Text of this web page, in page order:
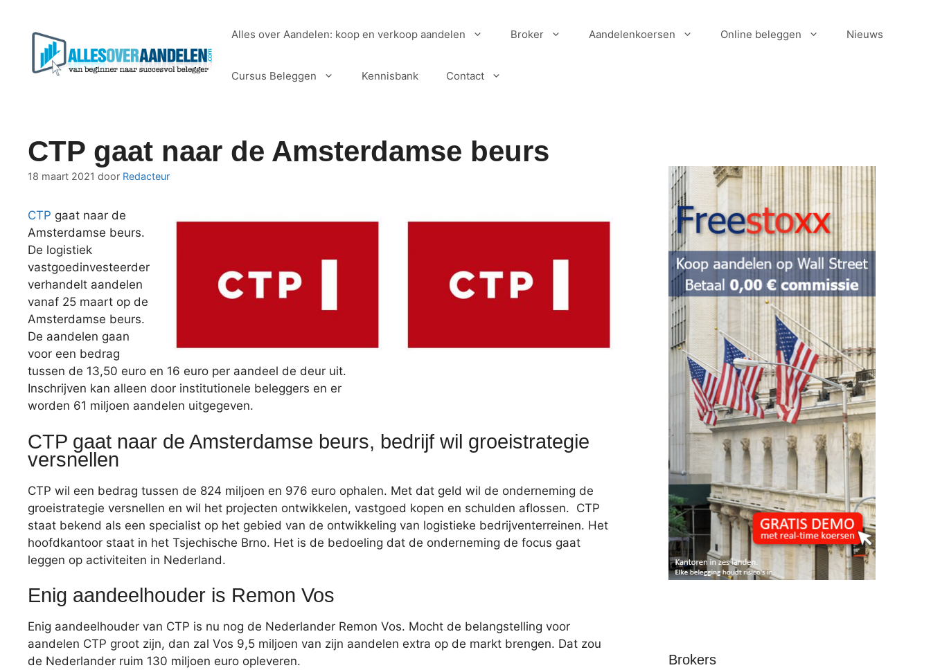
Alles over Aandelen: koop en verkoop aandelen Broker Aandelenkoersen Online beleggen Nieuws
Cursus Beleggen Kennisbank Contact
CTP gaat naar de Amsterdamse beurs
18 maart 2021 door Redacteur
CTP gaat naar de
Amsterdamse beurs.
De logistiek
vastgoedinvesteerder
verhandelt aandelen
vanaf 25 maart op de
Amsterdamse beurs.
De aandelen gaan
voor een bedrag
tussen de 13,50 euro en 16 euro per aandeel de deur uit.
Inschrijven kan alleen door institutionele beleggers en er
worden 61 miljoen aandelen uitgegeven.
CTP gaat naar de Amsterdamse beurs, bedrijf wil groeistrategie
versnellen
CTP wil een bedrag tussen de 824 miljoen en 976 euro ophalen. Met dat geld wil de onderneming de
groeistrategie versnellen en wil het projecten ontwikkelen, vastgoed kopen en schulden aflossen. CTP
staat bekend als een specialist op het gebied van de ontwikkeling van logistieke bedrijventerreinen. Het
hoofdkantoor staat in het Tsjechische Brno. Het is de bedoeling dat de onderneming de focus gaat
leggen op activiteiten in Nederland.
Enig aandeelhouder is Remon Vos
Enig aandeelhouder van CTP is nu nog de Nederlander Remon Vos. Mocht de belangstelling voor
aandelen CTP groot zijn, dan zal Vos 9,5 miljoen van zijn aandelen extra op de markt brengen. Dat zou
de Nederlander ruim 130 miljoen euro opleveren.
Brokers